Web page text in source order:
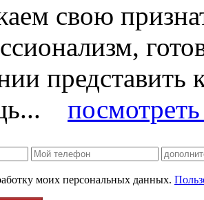
свою
моих персональных данных.